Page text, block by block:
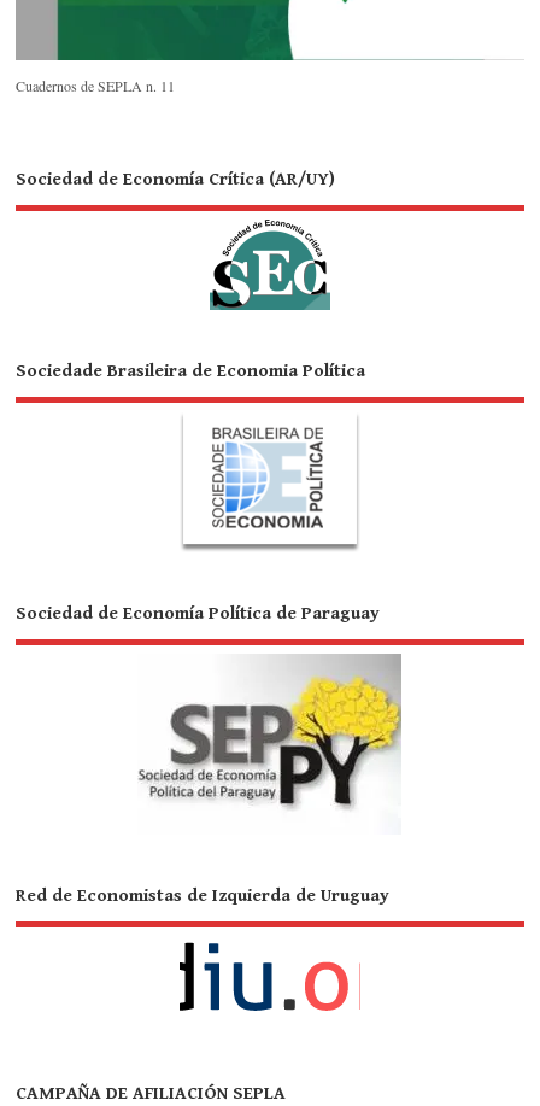
Cuadernos de SEPLA n. 11
Sociedad de Economía Crítica (AR/UY)
Sociedade Brasileira de Economia Política
Sociedad de Economía Política de Paraguay
Red de Economistas de Izquierda de Uruguay
CAMPAÑA DE AFILIACIÓN SEPLA